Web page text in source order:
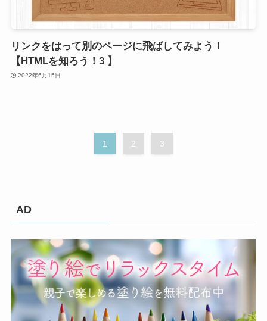
リンクをはって別のページに飛ばしてみよう！
【HTMLを知ろう！3 】
2022年6月15日
1 2 3
AD